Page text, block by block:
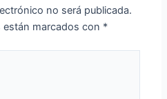
no será publicada.
marcados con *